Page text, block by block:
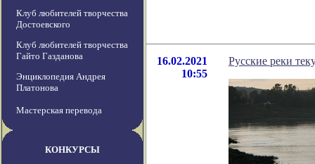
Клуб любителей творчества
Достоевского
Клуб любителей творчества
Гайто Газданова
Энциклопедия Андрея
Платонова
Мастерская перевода
КОНКУРСЫ
16.02.2021
10:55
Русские реки